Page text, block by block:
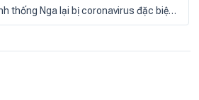
Chính thống Nga lại bị coronavirus đặc biệt tấn công